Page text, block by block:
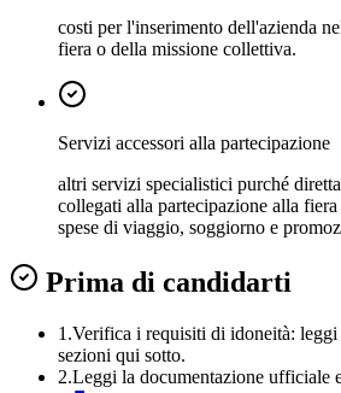
costi per l'inserimento dell'azienda
fiera o della missione collettiva.
Servizi accessori alla partecipazione
altri servizi specialistici purché
collegati alla partecipazione alla
spese di viaggio, soggiorno e
Prima di candidarti
1.Verifica i requisiti di idoneità: leggi
sezioni qui sotto.
2.Leggi la documentazione ufficiale